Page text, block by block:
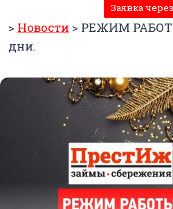
Заявка
> Новости > РЕЖИМ
дни.